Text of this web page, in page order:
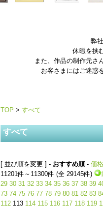
弊
休暇を挟
また、作品の制作元さ
お客さまにはご迷惑
TOP > すべて
すべて
[ 並び順を変更 ] - おすすめ順- 価
11201件～11300件 (全 29145件)
29 30 31 32 33 34 35 36 37 38 39
73 74 75 76 77 78 79 80 81 82 83
112 113 114 115 116 117 118 119